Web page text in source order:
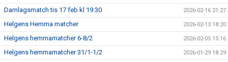
Damlagsmatch tis 17 feb kl 19:30 2026-02-16 21:27
Helgens Hemma matcher 2026-02-13 18:20
Helgens hemmamatcher 6-8/2 2026-02-05 15:16
Helgens hemmamatcher 31/1-1/2 2026-01-29 18:29